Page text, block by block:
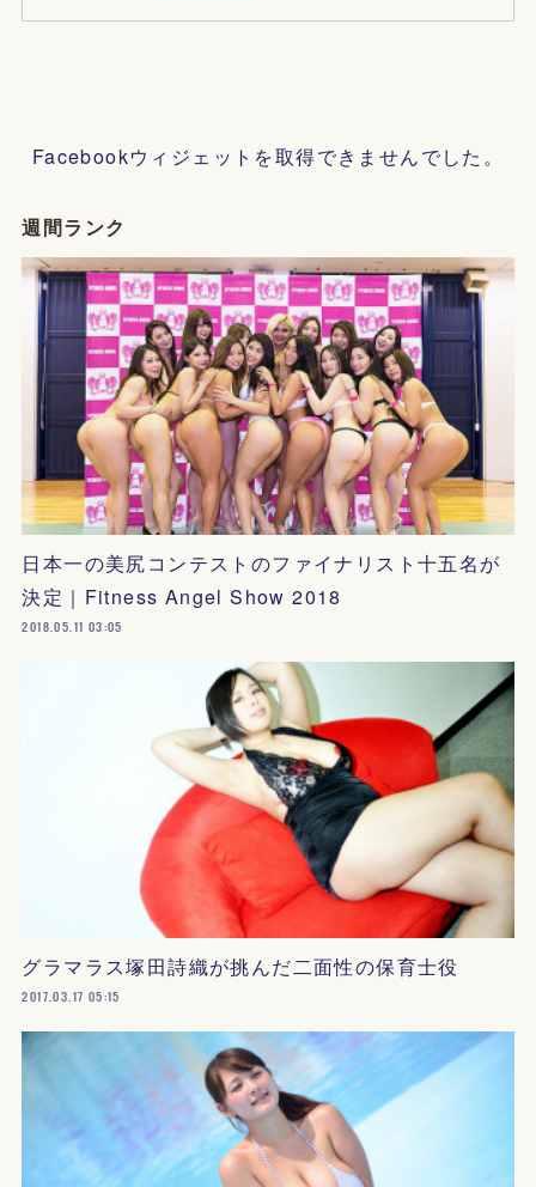
Facebookウィジェットを取得できませんでした。
週間ランク
日本一の美尻コンテストのファイナリスト十五名が
決定｜Fitness Angel Show 2018
2018.05.11 03:05
グラマラス塚田詩織が挑んだ二面性の保育士役
2017.03.17 05:15